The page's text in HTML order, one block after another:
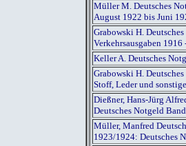
Müller M. Deutsches
August 1922 bis Juni
Grabowski H.
Verkehrsausgaben 1916
Keller A. Deutsches
Grabowski H.
Stoff, Leder und
Dießner, Hans-Jürg
Deutsches Notgeld
Müller, Manfred
1923/1924: Deutsches